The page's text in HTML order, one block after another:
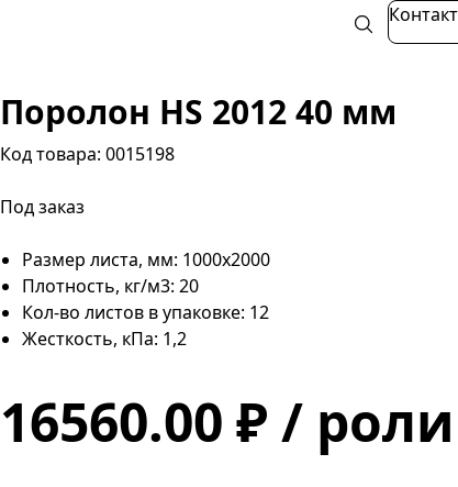
Поролон HS 2012 40 мм
Код товара: 0015198
Под заказ
Размер листа, мм: 1000х2000
Плотность, кг/м3: 20
Кол-во листов в упаковке: 12
Жесткость, кПа: 1,2
16560.00 ₽ /